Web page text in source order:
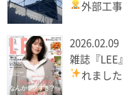
外部工
2026.02.09
雑誌『LEE
れました